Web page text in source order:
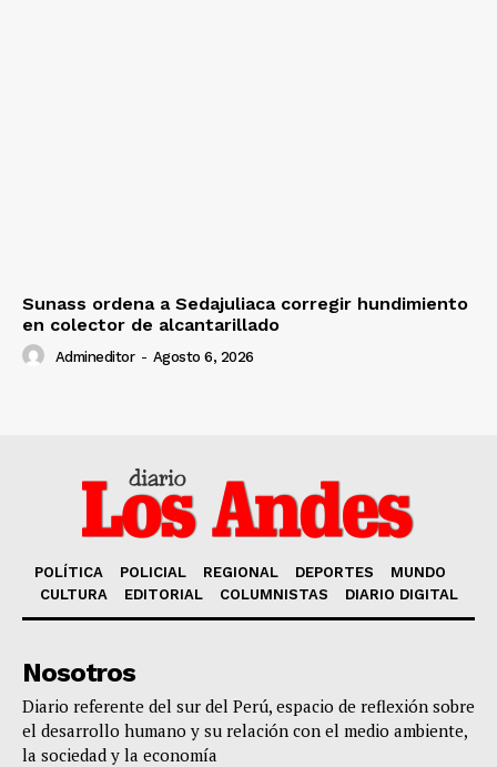
Sunass ordena a Sedajuliaca corregir hundimiento
en colector de alcantarillado
Admineditor - Agosto 6, 2026
POLÍTICA POLICIAL REGIONAL DEPORTES
MUNDO
CULTURA
EDITORIAL COLUMNISTAS DIARIO DIGITAL
Nosotros
Diario referente del sur del Perú, espacio de reflexión sobre
el desarrollo humano y su relación con el medio ambiente,
la sociedad y la economía